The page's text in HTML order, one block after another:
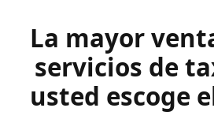
La mayor
servicios de
usted escoge